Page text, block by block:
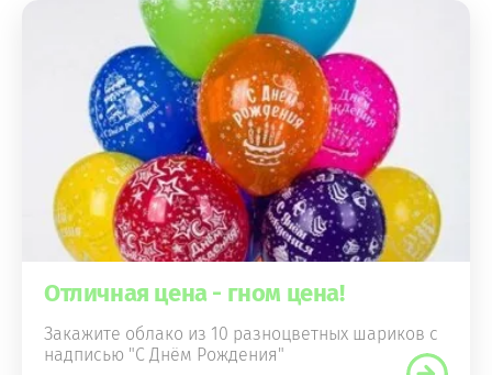
Отличная цена - гном цена!
Закажите облако из 10 разноцветных шариков с
надписью "С Днём Рождения"